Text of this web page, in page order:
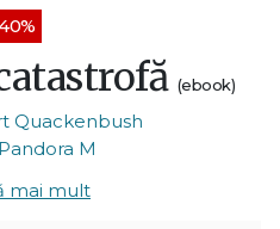
(ebook)
Quackenbush
Pandora M
mai mult